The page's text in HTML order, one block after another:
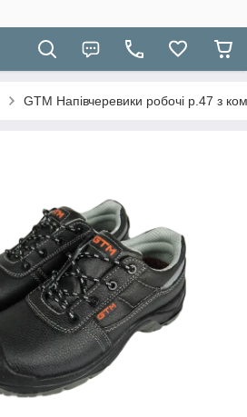
GTM Напівчеревики робочі р.47 з